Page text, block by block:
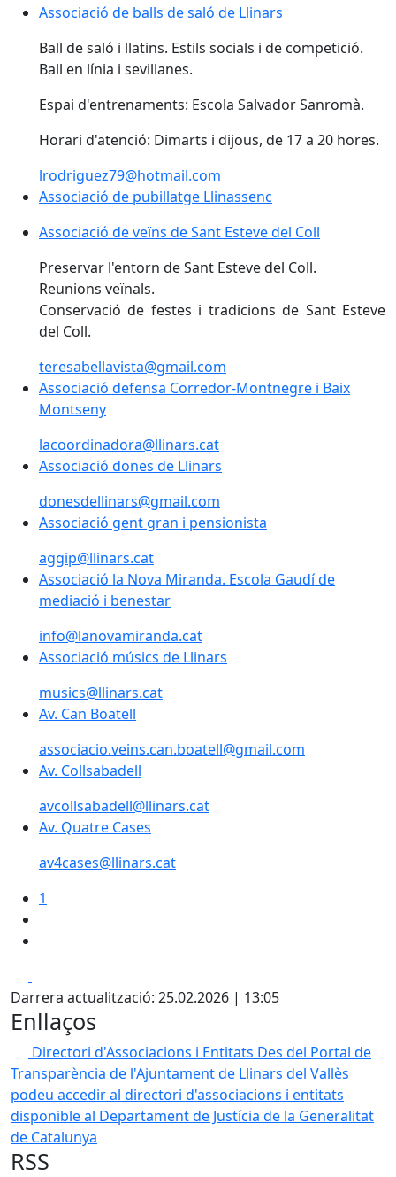
Associació de balls de saló de Llinars
Ball de saló i llatins. Estils socials i de competició.
Ball en línia i sevillanes.
Espai d'entrenaments: Escola Salvador Sanromà.
Horari d'atenció: Dimarts i dijous, de 17 a 20 hores.
lrodriguez79@hotmail.com
Associació de pubillatge Llinassenc
Associació de veïns de Sant Esteve del Coll
Preservar l'entorn de Sant Esteve del Coll.
Reunions veïnals.
Conservació de festes i tradicions de Sant Esteve
del Coll.
teresabellavista@gmail.com
Associació defensa Corredor-Montnegre i Baix
Montseny
lacoordinadora@llinars.cat
Associació dones de Llinars
donesdellinars@gmail.com
Associació gent gran i pensionista
aggip@llinars.cat
Associació la Nova Miranda. Escola Gaudí de
mediació i benestar
info@lanovamiranda.cat
Associació músics de Llinars
musics@llinars.cat
Av. Can Boatell
associacio.veins.can.boatell@gmail.com
Av. Collsabadell
avcollsabadell@llinars.cat
Av. Quatre Cases
av4cases@llinars.cat
1
Darrera actualització: 25.02.2026 | 13:05
Enllaços
Directori d'Associacions i Entitats Des del Portal de
Transparència de l'Ajuntament de Llinars del Vallès
podeu accedir al directori d'associacions i entitats
disponible al Departament de Justícia de la Generalitat
de Catalunya
RSS